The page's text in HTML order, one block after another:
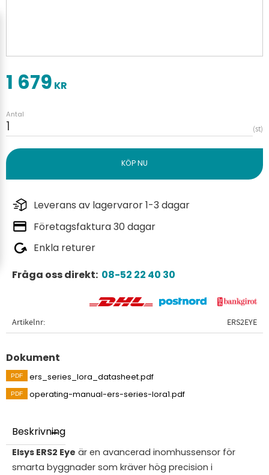
1 679 KR
Antal
st
Leverans av lagervaror 1-3 dagar
Företagsfaktura 30 dagar
Enkla returer
Fråga oss direkt: 08-52 22 40 30
Artikelnr ERS2EYE
Dokument
ers_series_lora_datasheet.pdf
operating-manual-ers-series-lora1.pdf
Beskrivning
Elsys ERS2 Eye är en avancerad inomhussensor för
smarta byggnader som kräver hög precision i